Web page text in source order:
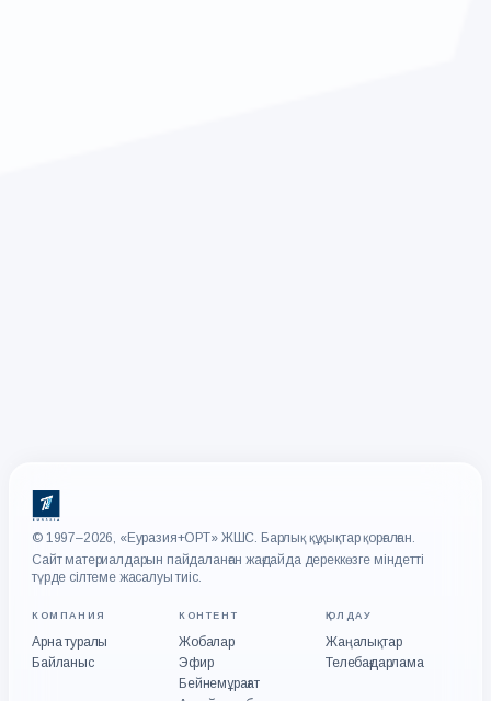
© 1997–2026, «Еуразия+ОРТ» ЖШС. Барлық құқықтар қорғалған.
Сайт материалдарын пайдаланған жағдайда дереккөзге міндетті
түрде сілтеме жасалуы тиіс.
КОМПАНИЯ
Арна туралы
Байланыс
КОНТЕНТ
Жобалар
Эфир
Бейнемұрағат
ҚОЛДАУ
Жаңалықтар
Телебағдарлама